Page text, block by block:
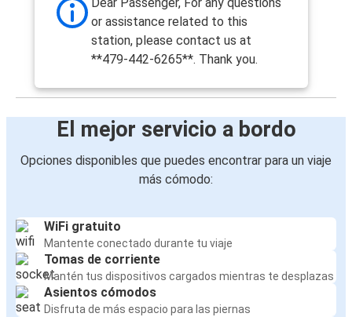
or assistance related to this
station, please contact us at
**479-442-6265**. Thank you.
El mejor servicio a bordo
Opciones disponibles que puedes encontrar para un viaje
más cómodo:
WiFi gratuito
Mantente conectado durante tu viaje
Tomas de corriente
Mantén tus dispositivos cargados mientras te desplazas
Asientos cómodos
Disfruta de más espacio para las piernas